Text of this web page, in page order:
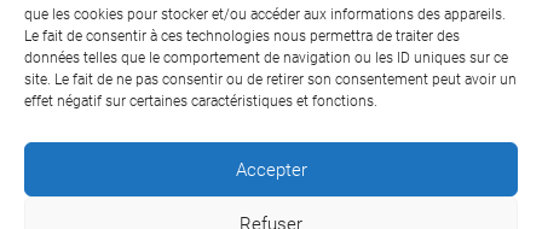
que les cookies pour stocker et/ou accéder aux informations des appareils.
Le fait de consentir à ces technologies nous permettra de traiter des
données telles que le comportement de navigation ou les ID uniques sur ce
site. Le fait de ne pas consentir ou de retirer son consentement peut avoir un
effet négatif sur certaines caractéristiques et fonctions.
Accepter
Refuser
Mentions
légales
Conditions
générales de
vente
Plan
du site
Contact
Protection
des données
basque © 2026